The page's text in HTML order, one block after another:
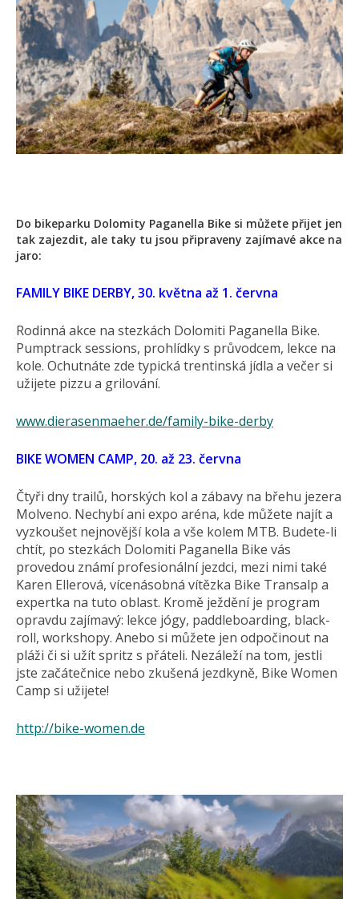
Do bikeparku Dolomity Paganella Bike si můžete přijet jen
tak zajezdit, ale taky tu jsou připraveny zajímavé akce na
jaro:
FAMILY BIKE DERBY, 30. května až 1. června
Rodinná akce na stezkách Dolomiti Paganella Bike.
Pumptrack sessions, prohlídky s průvodcem, lekce na
kole. Ochutnáte zde typická trentinská jídla a večer si
užijete pizzu a grilování.
www.dierasenmaeher.de/family-bike-derby
BIKE WOMEN CAMP, 20. až 23. června
Čtyři dny trailů, horských kol a zábavy na břehu jezera
Molveno. Nechybí ani expo aréna, kde můžete najít a
vyzkoušet nejnovější kola a vše kolem MTB. Budete-li
chtít, po stezkách Dolomiti Paganella Bike vás
provedou známí profesionální jezdci, mezi nimi také
Karen Ellerová, vícenásobná vítězka Bike Transalp a
expertka na tuto oblast. Kromě ježdění je program
opravdu zajímavý: lekce jógy, paddleboarding, black-
roll, workshopy. Anebo si můžete jen odpočinout na
pláži či si užít spritz s přáteli. Nezáleží na tom, jestli
jste začátečnice nebo zkušená jezdkyně, Bike Women
Camp si užijete!
http://bike-women.de